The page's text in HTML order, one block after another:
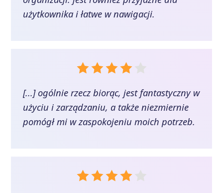
użytkownika i łatwe w nawigacji.
[...] ogólnie rzecz biorąc, jest fantastyczny w
użyciu i zarządzaniu, a także niezmiernie
pomógł mi w zaspokojeniu moich potrzeb.